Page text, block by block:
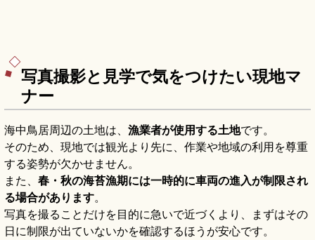
写真撮影と見学で気をつけたい現地マ
ナー
海中鳥居周辺の土地は、 漁業者が使用する土地です。
そのため、現地では観光より先に、作業や地域の利用を尊重
する姿勢が欠かせません。
また、 春・秋の海苔漁期には一時的に車両の進入が制限され
る場合があります。
写真を撮ることだけを目的に急いで近づくより、まずはその
日に制限が出ていないかを確認するほうが安心です。